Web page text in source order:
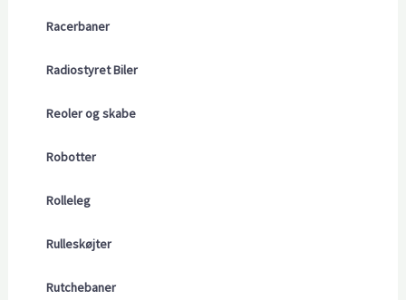
Racerbaner
Radiostyret Biler
Reoler og skabe
Robotter
Rolleleg
Rulleskøjter
Rutchebaner